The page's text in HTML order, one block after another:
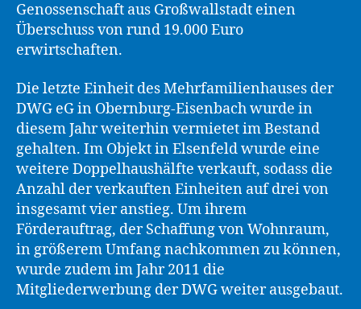
Genossenschaft aus Großwallstadt einen
Überschuss von rund 19.000 Euro
erwirtschaften.
Die letzte Einheit des Mehrfamilienhauses der
DWG eG in Obernburg-Eisenbach wurde in
diesem Jahr weiterhin vermietet im Bestand
gehalten. Im Objekt in Elsenfeld wurde eine
weitere Doppelhaushälfte verkauft, sodass die
Anzahl der verkauften Einheiten auf drei von
insgesamt vier anstieg. Um ihrem
Förderauftrag, der Schaffung von Wohnraum,
in größerem Umfang nachkommen zu können,
wurde zudem im Jahr 2011 die
Mitgliederwerbung der DWG weiter ausgebaut.